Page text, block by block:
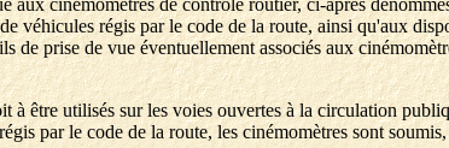
véhicules régis par le code de la route, ainsi qu'aux
de prise de vue éventuellement associés aux
à être utilisés sur les voies ouvertes à la circulation
par le code de la route, les cinémomètres sont